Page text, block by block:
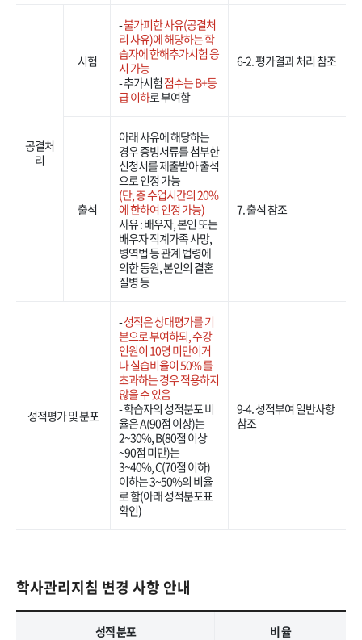
공결처
리
시험
-불가피한 사유(공결처
리 사유)에 해당하는 학
습자에 한해추가시험 응
시 가능
- 추가시험 점수는 B+등
급 이하로 부여함
6-2. 평가결과 처리 참조
출석
아래 사유에 해당하는
경우 증빙서류를 첨부한
신청서를 제출받아 출석
으로 인정 가능
(단, 총 수업시간의 20%
에 한하여 인정 가능)
사유 : 배우자, 본인 또는
배우자 직계가족 사망,
병역법 등 관계 법령에
의한 동원, 본인의 결혼
질병 등
7. 출석 참조
성적평가 및 분포
-성적은 상대평가를 기
본으로 부여하되, 수강
인원이 10명 미만이거
나 실습비율이 50% 를
초과하는 경우 적용하지
않을 수 있음
- 학습자의 성적분포 비
율은 A(90점 이상)는
2~30%, B(80점 이상
~90점 미만)는
3~40%, C(70점 이하)
이하는 3~50%의 비율
로 함(아래 성적분포표
확인)
9-4. 성적부여 일반사항
참조
학사관리지침 변경 사항 안내
성적 분포 비 율